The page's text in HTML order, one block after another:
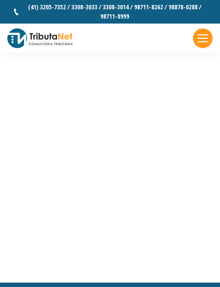
(41) 3205-7352 / 3308-3033 / 3308-3014 / 98711-8262 / 98878-0288 /
98711-8999